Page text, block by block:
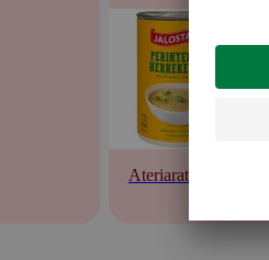
Ateriaratkaisut